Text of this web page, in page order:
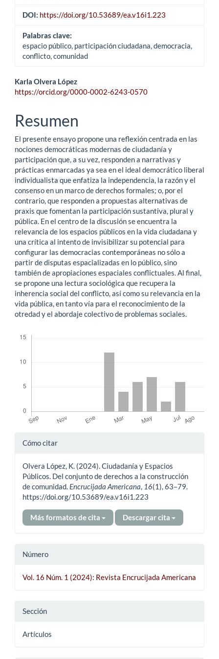
DOI: https://doi.org/10.53689/ea.v16i1.223
Palabras clave:
espacio público, participación ciudadana, democracia,
conflicto, comunidad
Contenido
principal
del
artículo
Karla Olvera López
https://orcid.org/0000-0002-6243-0570
Resumen
El presente ensayo propone una reflexión centrada en las
nociones democráticas modernas de ciudadanía y
participación que, a su vez, responden a narrativas y
prácticas enmarcadas ya sea en el ideal democrático liberal
individualista que enfatiza la independencia, la razón y el
consenso en un marco de derechos formales; o, por el
contrario, que responden a propuestas alternativas de
praxis que fomentan la participación sustantiva, plural y
pública. En el centro de la discusión se encuentra la
relevancia de los espacios públicos en la vida ciudadana y
una crítica al intento de invisibilizar su potencial para
configurar las democracias contemporáneas no sólo a
partir de disputas espacializadas en lo público, sino
también de apropiaciones espaciales conflictuales. Al final,
se propone una lectura sociológica que recupera la
inherencia social del conflicto, así como su relevancia en la
vida pública, en tanto vía para el reconocimiento de la
otredad y el abordaje colectivo de problemas sociales.
Detalles
artículo
Cómo citar
Olvera López, K. (2024). Ciudadanía y Espacios
Públicos. Del conjunto de derechos a la construcción
de comunidad. Encrucijada Americana, 16(1), 63–79.
https://doi.org/10.53689/ea.v16i1.223
Más formatos de cita Descargar cita
Número
Vol. 16 Núm. 1 (2024): Revista Encrucijada Americana
Sección
Artículos